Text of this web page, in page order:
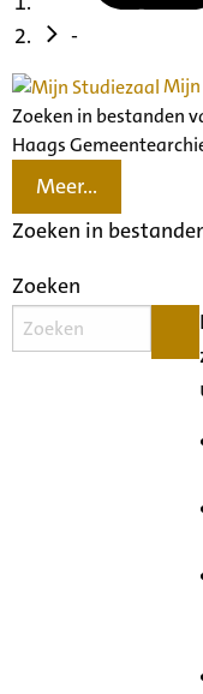
-
Mijn
Zoeken in bestanden
Haags
Meer...
Zoeken in
Zoeken